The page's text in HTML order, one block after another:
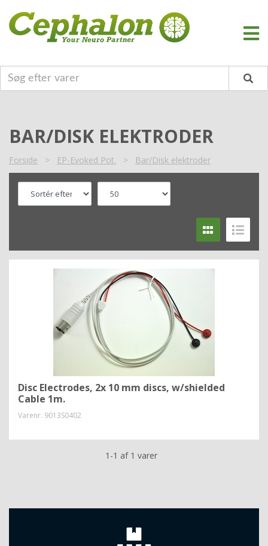
BAR/DISK ELEKTRODER
Forside > EP-Evoked Pot. > Bar/Disk elektroder
Disc Electrodes, 2x 10 mm discs, w/shielded
Cable 1m.
Varenr. 9013S0402
1-1 af 1 varer